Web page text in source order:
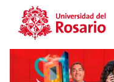
Skip to main content